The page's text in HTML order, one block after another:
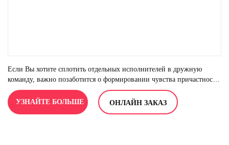
Если Вы хотите сплотить отдельных исполнителей в дружную
команду, важно позаботится о формировании чувства причастности
к компании. Сделать это можно различными способами, но
наиболее распространенный - создание корпоративного стиля в
одежде. Студия Camelia предлагает разработку и изготовление
УЗНАЙТЕ БОЛЬШЕ ОНЛАЙН ЗАКАЗ